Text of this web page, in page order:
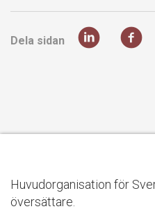
Dela sidan
Huvudorganisation för
översättare.